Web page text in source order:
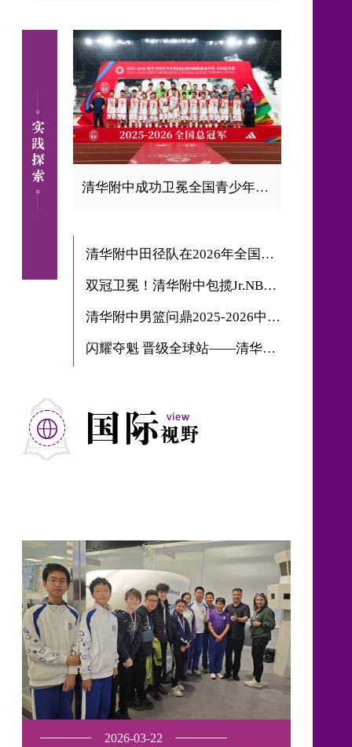
清华附中成功卫冕全国青少年校园足球联赛高中男子组全国总冠军
清华附中田径队在2026年全国中学生田径锦标赛获得15金8银5铜
双冠卫冕！清华附中包揽Jr.NBA校园篮球联赛北京赛区男女篮双冠
清华附中男篮问鼎2025-2026中国高中篮球联赛全国总冠军
闪耀夺魁 晋级全球站——清华附中学子在学术五项全能2026中国站摘金
2026-03-22